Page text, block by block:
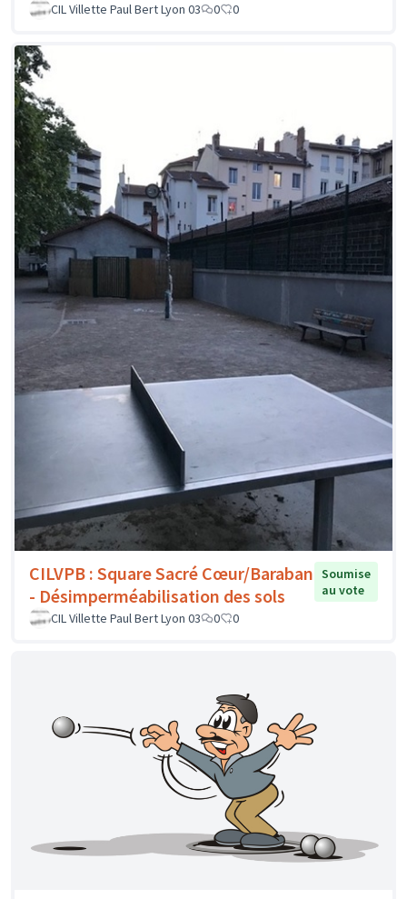
CIL Villette Paul Bert Lyon 03 0 0
CILVPB : Square Sacré Cœur/Baraban
- Désimperméabilisation des sols
Soumise
au vote
CIL Villette Paul Bert Lyon 03
0 0